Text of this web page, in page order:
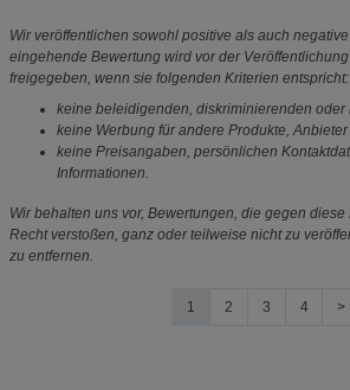
Wir veröffentlichen sowohl positive als auch
eingehende Bewertung wird vor der
freigegeben, wenn sie folgenden Kriterien entspricht:
keine beleidigenden, diskriminierenden oder
keine Werbung für andere Produkte,
keine Preisangaben, persönlichen
Informationen.
Wir behalten uns vor, Bewertungen, die gegen
Recht verstoßen, ganz oder teilweise nicht zu
zu entfernen.
1 2 3 4 >